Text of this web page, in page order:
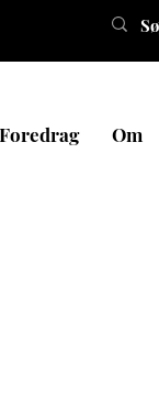
Foredrag Om